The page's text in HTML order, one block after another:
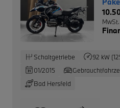
Schaltgetriebe 92 kW
01/2015
Bad Hersfeld